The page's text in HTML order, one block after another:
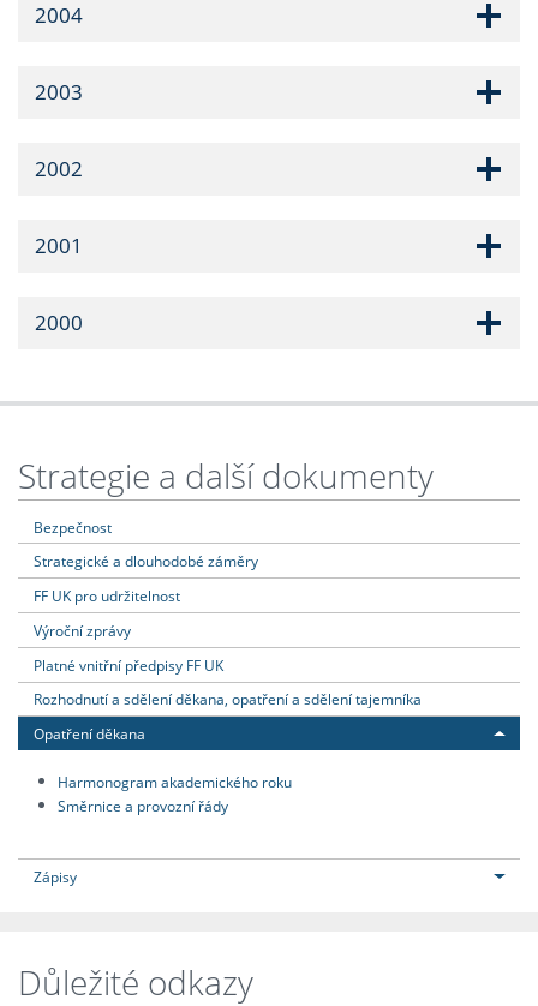
2004
2003
2002
2001
2000
Strategie a další dokumenty
Bezpečnost
Strategické a dlouhodobé záměry
FF UK pro udržitelnost
Výroční zprávy
Platné vnitřní předpisy FF UK
Rozhodnutí a sdělení děkana, opatření a sdělení tajemníka
Opatření děkana
Harmonogram akademického roku
Směrnice a provozní řády
Zápisy
Důležité odkazy